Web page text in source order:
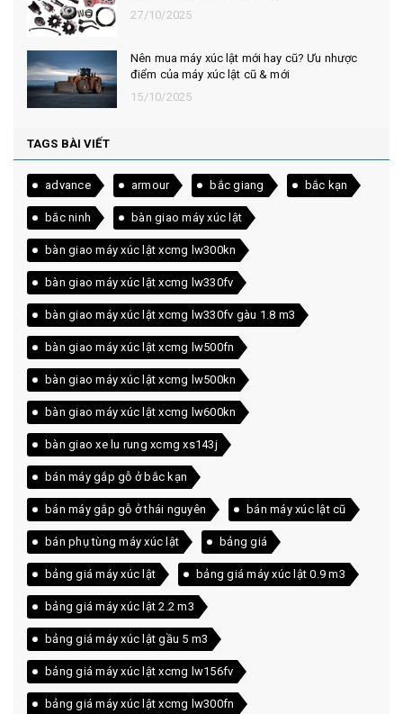
27/10/2025
Nên mua máy xúc lật mới hay cũ? Ưu nhược
điểm của máy xúc lật cũ & mới
15/10/2025
TAGS BÀI VIẾT
advance armour bắc giang bắc kạn
bắc ninh bàn giao máy xúc lật
bàn giao máy xúc lật xcmg lw300kn
bàn giao máy xúc lật xcmg lw330fv
bàn giao máy xúc lật xcmg lw330fv gàu 1.8 m3
bàn giao máy xúc lật xcmg lw500fn
bàn giao máy xúc lật xcmg lw500kn
bàn giao máy xúc lật xcmg lw600kn
bàn giao xe lu rung xcmg xs143j
bán máy gắp gỗ ở bắc kạn
bán máy gắp gỗ ở thái nguyên bán máy xúc lật cũ
bán phụ tùng máy xúc lật bảng giá
bảng giá máy xúc lật bảng giá máy xúc lật 0.9 m3
bảng giá máy xúc lật 2.2 m3
bảng giá máy xúc lật gầu 5 m3
bảng giá máy xúc lật xcmg lw156fv
bảng giá máy xúc lật xcmg lw300fn